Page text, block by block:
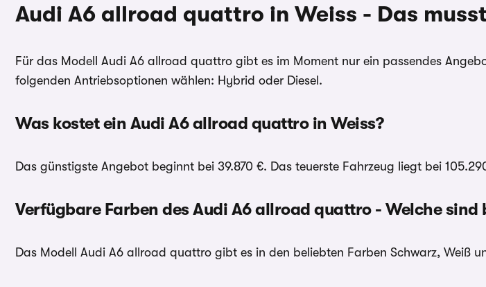
Audi A6 allroad quattro in Weiss - Das
Für das Modell Audi A6 allroad quattro gibt es im Moment nur ein passendes
folgenden Antriebsoptionen wählen: Hybrid oder Diesel.
Was kostet ein Audi A6 allroad quattro in Weiss?
Das günstigste Angebot beginnt bei 39.870 €. Das teuerste Fahrzeug liegt bei
Verfügbare Farben des Audi A6 allroad quattro - Welche sind
Das Modell Audi A6 allroad quattro gibt es in den beliebten Farben Schwarz, Weiß